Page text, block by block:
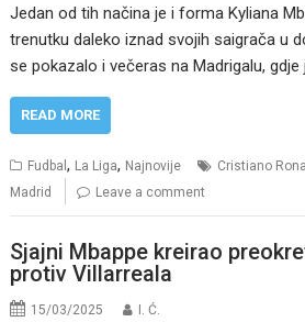
Jedan od tih načina je i forma Kyliana
trenutku daleko iznad svojih saigrača u
se pokazalo i večeras na Madrigalu, gdje
READ MORE
Fudbal, La Liga, Najnovije Cristiano
Madrid
Leave a comment
Sjajni Mbappe kreirao
protiv Villarreala
15/03/2025 I. Ć.